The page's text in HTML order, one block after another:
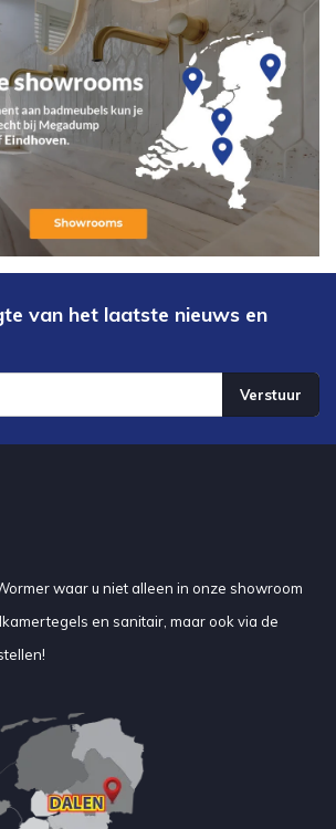
van het laatste nieuws en
Verstuur
waar u niet alleen in onze showroom
en sanitair, maar ook via de